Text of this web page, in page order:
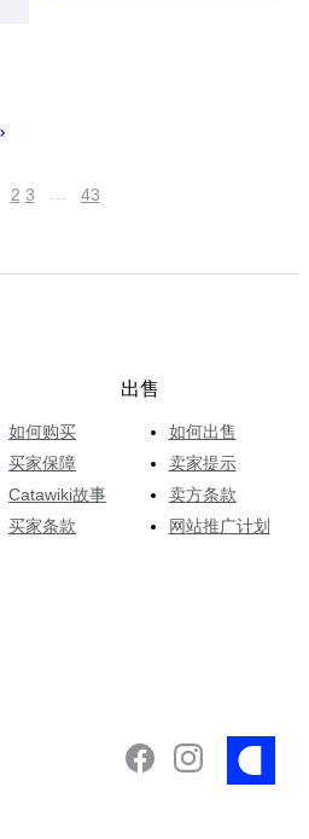
2 3 … 43
如何购买
买家保障
Catawiki故事
买家条款
出售
如何出售
卖家提示
卖方条款
网站推广计划